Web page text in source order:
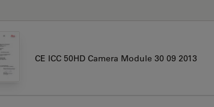
CE ICC 50HD Camera Module 30 09 2013